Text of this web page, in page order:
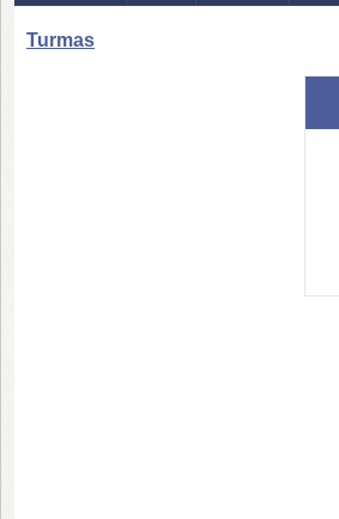
Turmas